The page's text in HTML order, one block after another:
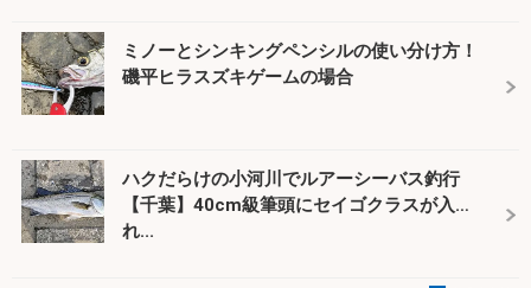
ミノーとシンキングペンシルの使い分け方！
磯平ヒラスズキゲームの場合
ハクだらけの小河川でルアーシーバス釣行
【千葉】40cm級筆頭にセイゴクラスが入
れ...